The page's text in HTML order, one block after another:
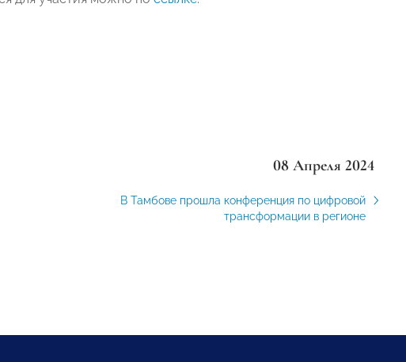
08 Апреля 2024
В Тамбове прошла конференция по цифровой
трансформации в регионе